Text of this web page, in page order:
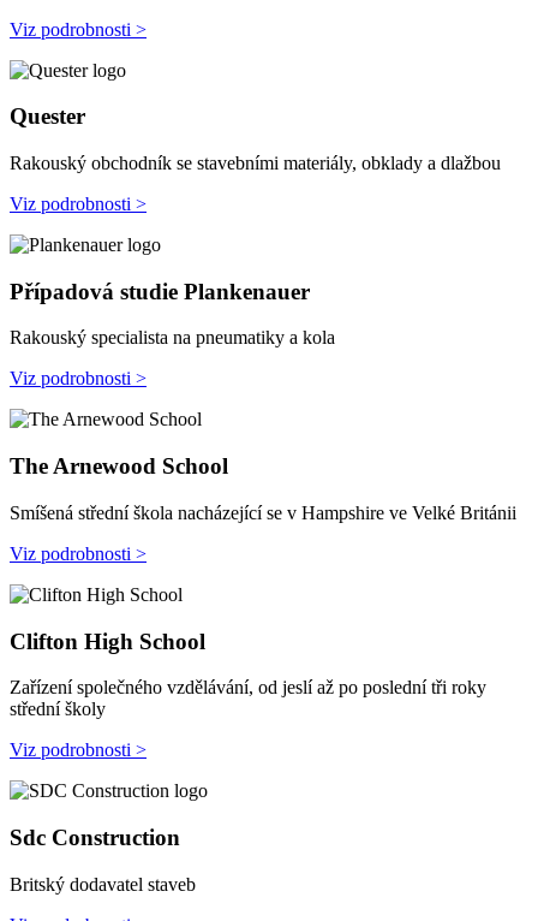
Viz podrobnosti >
Quester
Rakouský obchodník se stavebními materiály, obklady a dlažbou
Viz podrobnosti >
Případová studie Plankenauer
Rakouský specialista na pneumatiky a kola
Viz podrobnosti >
The Arnewood School
Smíšená střední škola nacházející se v Hampshire ve Velké Británii
Viz podrobnosti >
Clifton High School
Zařízení společného vzdělávání, od jeslí až po poslední tři roky
střední školy
Viz podrobnosti >
Sdc Construction
Britský dodavatel staveb